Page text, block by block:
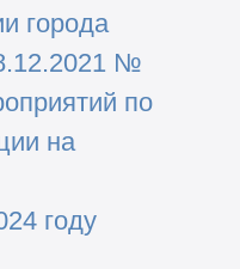
города
№
по
на
году